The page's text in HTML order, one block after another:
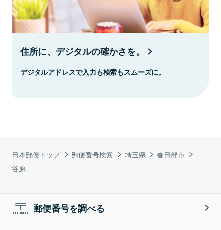
日本郵便トップ 郵便番号検索 埼玉県
春日部市
谷原
住所に、デジタルの確かさを。
デジタルアドレスで入力も検索もスムーズに。
郵便番号を調べる